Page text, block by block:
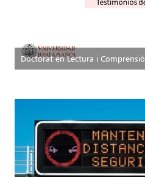
Doctorat en Lectura i Comprensió